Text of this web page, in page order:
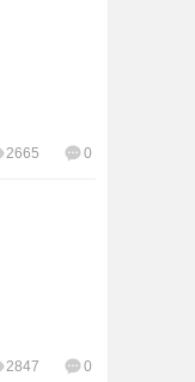
0
2665
0
2847